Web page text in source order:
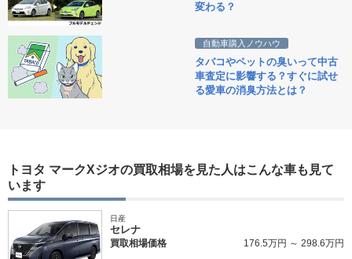
変わる？
自動車購入ノウハウ
タバコやペットの臭いって中古
車査定に影響する？すぐに試せ
る愛車の消臭方法とは？
トヨタ マークXジオの買取相場を見た人はこんな車も見て
います
日産
セレナ
買取相場価格 176.5万円 ～ 298.6万円